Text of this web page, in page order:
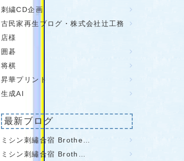
刺繍CD企画
古民家再生ブログ・株式会社辻工務
店様
囲碁
将棋
昇華プリント
生成AI
最新ブログ
ミシン刺繡合宿 Brothe…
ミシン刺繡合宿 Broth…